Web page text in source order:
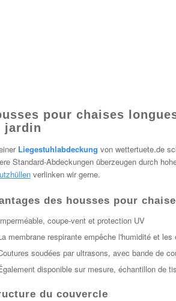
pour chaises
jardin
Liegestuhlabdeckung von wettertuete.de
Standard-Abdeckungen überzeugen durch
verlinken wir gerne.
des housses pour
coupe-vent et protection UV
membrane respirante empêche l'humidité et les
soudées par ultrasons, avec bande de
disponible sur mesure, échantillon de
du couvercle